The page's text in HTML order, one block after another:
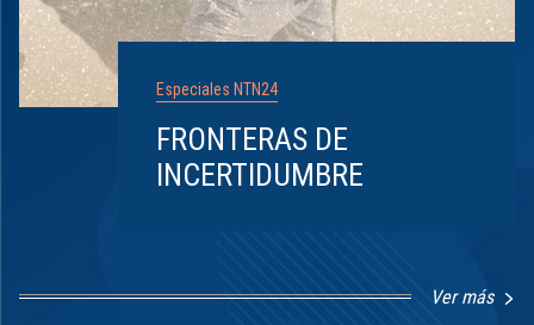
Especiales NTN24
FRONTERAS DE
INCERTIDUMBRE
Ver más